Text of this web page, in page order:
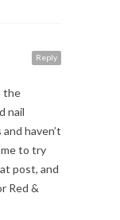
Reply
the
nail
haven’t
me to try
post, and
Red &